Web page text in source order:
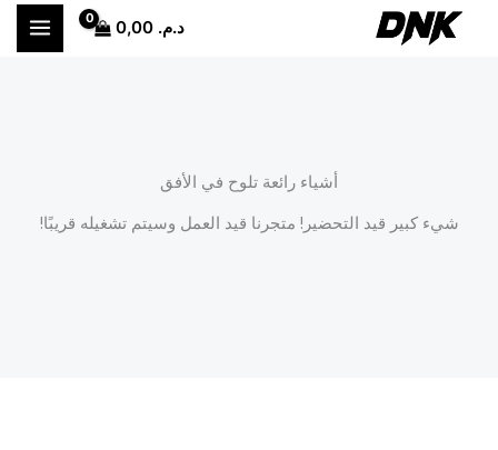
تخطي
د.م.
أشياء رائعة تلوح في الأفق
شيء كبير قيد التحضير! متجرنا قيد العمل وسيتم تشغيله قريبًا!